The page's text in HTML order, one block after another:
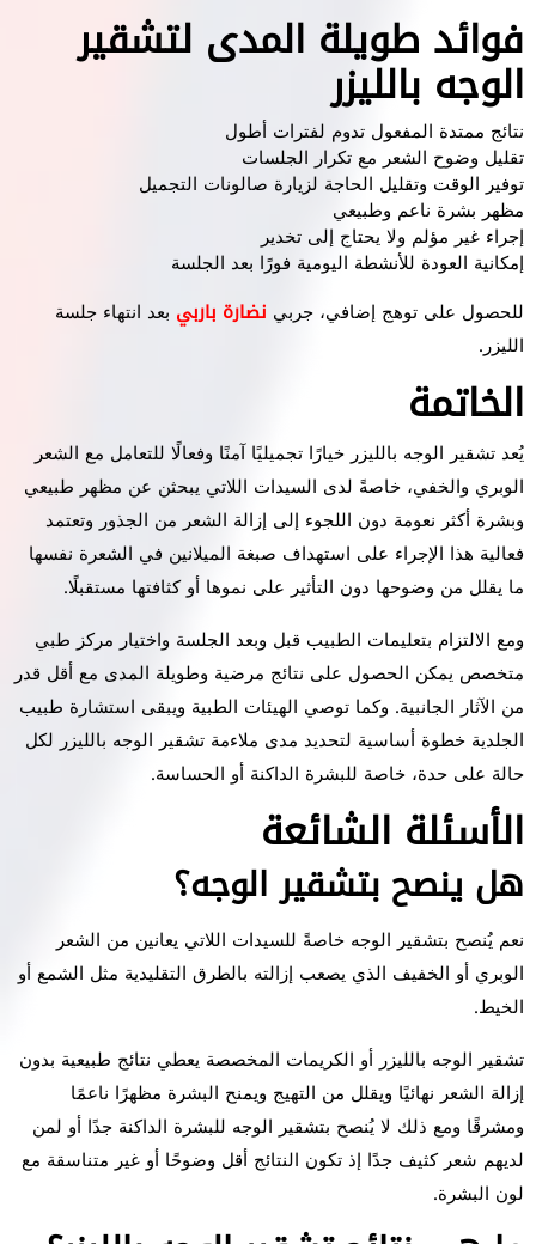
فوائد طويلة المدى لتشقير
الوجه بالليزر
نتائج ممتدة المفعول تدوم لفترات أطول
تقليل وضوح الشعر مع تكرار الجلسات
توفير الوقت وتقليل الحاجة لزيارة صالونات التجميل
مظهر بشرة ناعم وطبيعي
إجراء غير مؤلم ولا يحتاج إلى تخدير
إمكانية العودة للأنشطة اليومية فورًا بعد الجلسة
للحصول على توهج إضافي، جربي نضارة باربي بعد انتهاء جلسة
الليزر.
الخاتمة
يُعد تشقير الوجه بالليزر خيارًا تجميليًا آمنًا وفعالًا للتعامل مع الشعر
الوبري والخفي، خاصةً لدى السيدات اللاتي يبحثن عن مظهر طبيعي
وبشرة أكثر نعومة دون اللجوء إلى إزالة الشعر من الجذور وتعتمد
فعالية هذا الإجراء على استهداف صبغة الميلانين في الشعرة نفسها
ما يقلل من وضوحها دون التأثير على نموها أو كثافتها مستقبلًا.
ومع الالتزام بتعليمات الطبيب قبل وبعد الجلسة واختيار مركز طبي
متخصص يمكن الحصول على نتائج مرضية وطويلة المدى مع أقل قدر
من الآثار الجانبية. وكما توصي الهيئات الطبية ويبقى استشارة طبيب
الجلدية خطوة أساسية لتحديد مدى ملاءمة تشقير الوجه بالليزر لكل
حالة على حدة، خاصة للبشرة الداكنة أو الحساسة.
الأسئلة الشائعة
هل ينصح بتشقير الوجه؟
نعم يُنصح بتشقير الوجه خاصةً للسيدات اللاتي يعانين من الشعر
الوبري أو الخفيف الذي يصعب إزالته بالطرق التقليدية مثل الشمع أو
الخيط.
تشقير الوجه بالليزر أو الكريمات المخصصة يعطي نتائج طبيعية بدون
إزالة الشعر نهائيًا ويقلل من التهيج ويمنح البشرة مظهرًا ناعمًا
ومشرقًا ومع ذلك لا يُنصح بتشقير الوجه للبشرة الداكنة جدًا أو لمن
لديهم شعر كثيف جدًا إذ تكون النتائج أقل وضوحًا أو غير متناسقة مع
لون البشرة.